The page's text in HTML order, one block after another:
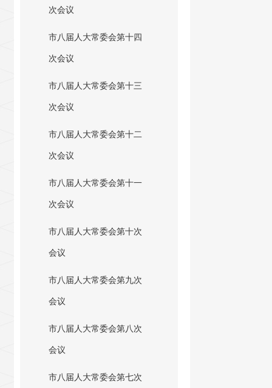
次会议
市八届人大常委会第十四
次会议
市八届人大常委会第十三
次会议
市八届人大常委会第十二
次会议
市八届人大常委会第十一
次会议
市八届人大常委会第十次
会议
市八届人大常委会第九次
会议
市八届人大常委会第八次
会议
市八届人大常委会第七次